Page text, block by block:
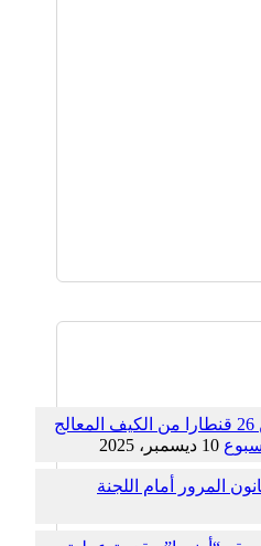
إحباط محاولات إدخال أزيد من 26 قنطارا من الكيف المعالج
10 ديسمبر، 2025
المرور أمام اللجنة